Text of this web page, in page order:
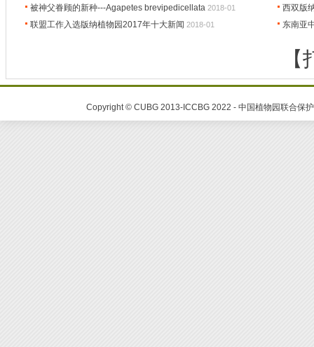
被神父眷顾的新种---Agapetes brevipedicellata 2018-01
西双版
联盟工作入选版纳植物园2017年十大新闻 2018-01 东南亚
Copyright © CUBG 2013-ICCBG 2022 - 中国植物园联合保